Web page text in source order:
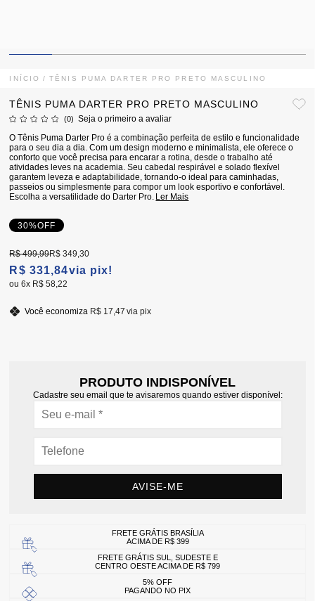
INÍCIO TÊNIS PUMA DARTER PRO PRETO MASCULINO
TÊNIS PUMA DARTER PRO PRETO MASCULINO
(0)
Seja o primeiro a avaliar
O Tênis Puma Darter Pro é a combinação perfeita de estilo e funcionalidade
para o seu dia a dia. Com um design moderno e minimalista, ele oferece o
conforto que você precisa para encarar a rotina, desde o trabalho até
atividades leves na academia. Seu cabedal respirável e solado flexível
garantem leveza e adaptabilidade, tornando-o ideal para caminhadas,
passeios ou simplesmente para compor um look esportivo e confortável.
Escolha a versatilidade do Darter Pro. Ler Mais
30%OFF
R$ 331,84via pix!
R$ 499,99R$ 349,30
6x R$ 58,22
Você economiza R$ 17,47 via pix
PRODUTO INDISPONÍVEL
Cadastre seu email que te avisaremos quando estiver disponível:
AVISE-ME
FRETE GRÁTIS BRASÍLIA
ACIMA DE R$ 399
FRETE GRÁTIS SUL, SUDESTE E
CENTRO OESTE ACIMA DE R$ 799
5% OFF
PAGANDO NO PIX